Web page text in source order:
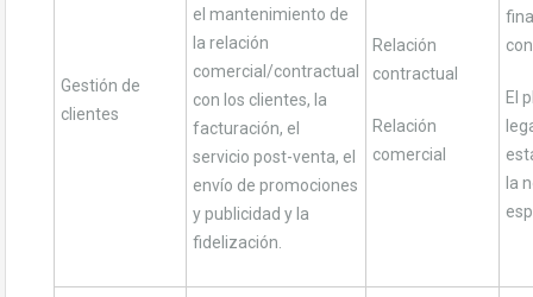
Gestión de
clientes
el mantenimiento de
la relación
comercial/contractual
con los clientes, la
facturación, el
servicio post-venta, el
envío de promociones
y publicidad y la
fidelización.
Relación
contractual
Relación
comercial
El
la